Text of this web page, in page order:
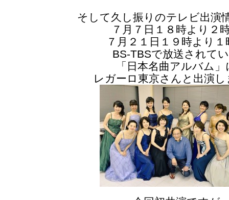
そして久し振りのテレビ出演
７月７日１８時より２
７月２１日１９時より１
BS-TBSで放送されて
「日本名曲アルバム」
レガーロ東京さんと出演